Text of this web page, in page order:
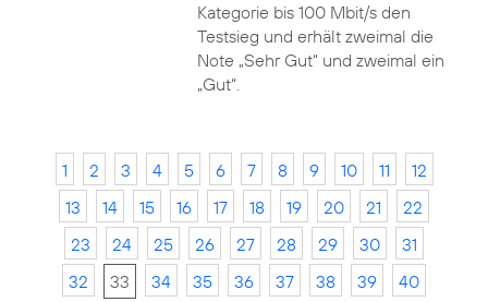
Kategorie bis 100 Mbit/s den
Testsieg und erhält zweimal die
Note „Sehr Gut“ und zweimal ein
„Gut“.
1 2 3 4 5 6 7 8 9 10 11
12
13
14 15 16 17 18 19 20 21
22
23
24 25 26 27 28 29 30
31
32
33 34 35 36 37 38 39
40